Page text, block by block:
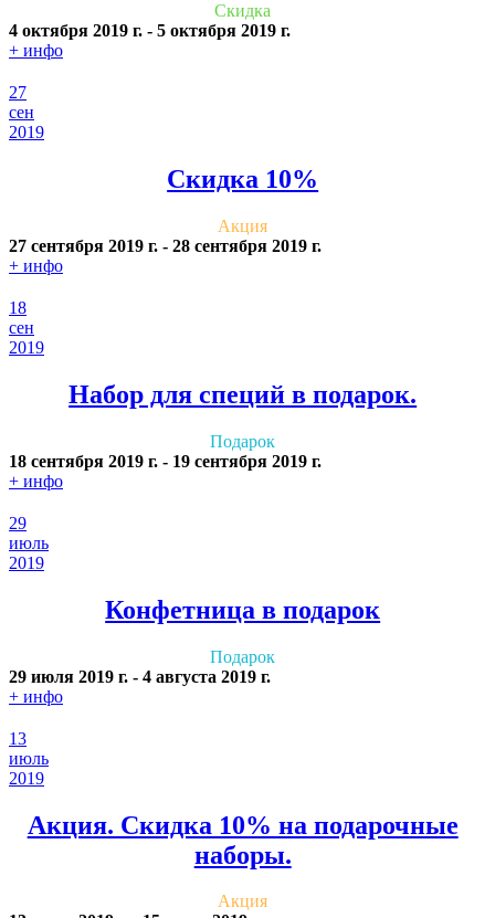
Скидка
4 октября 2019 г. - 5 октября 2019 г.
+ инфо
27
сен
2019
Скидка 10%
Акция
27 сентября 2019 г. - 28 сентября 2019 г.
+ инфо
18
сен
2019
Набор для специй в подарок.
Подарок
18 сентября 2019 г. - 19 сентября 2019 г.
+ инфо
29
июль
2019
Конфетница в подарок
Подарок
29 июля 2019 г. - 4 августа 2019 г.
+ инфо
13
июль
2019
Акция. Скидка 10% на подарочные
наборы.
Акция